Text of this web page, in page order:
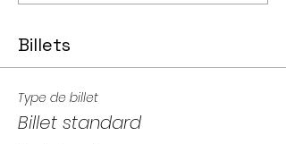
Billets
Type de billet
Billet standard